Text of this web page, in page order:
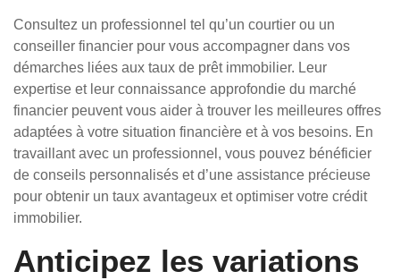
Consultez un professionnel tel qu’un courtier ou un
conseiller financier pour vous accompagner dans vos
démarches liées aux taux de prêt immobilier. Leur
expertise et leur connaissance approfondie du marché
financier peuvent vous aider à trouver les meilleures offres
adaptées à votre situation financière et à vos besoins. En
travaillant avec un professionnel, vous pouvez bénéficier
de conseils personnalisés et d’une assistance précieuse
pour obtenir un taux avantageux et optimiser votre crédit
immobilier.
Anticipez les variations